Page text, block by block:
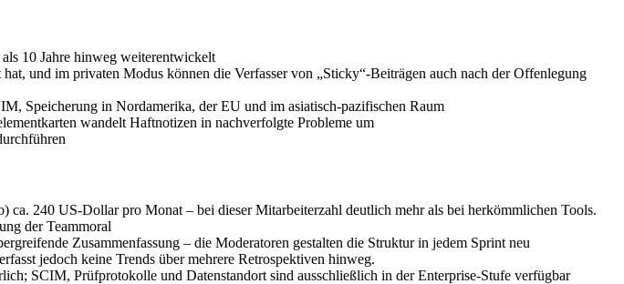
10 Jahre hinweg weiterentwickelt
und im privaten Modus können die Verfasser von „Sticky“-Beiträgen auch nach der Offenlegung
Speicherung in Nordamerika, der EU und im asiatisch-pazifischen Raum
wandelt Haftnotizen in nachverfolgte Probleme um
240 US-Dollar pro Monat – bei dieser Mitarbeiterzahl deutlich mehr als bei herkömmlichen Tools.
der Teammoral
Zusammenfassung – die Moderatoren gestalten die Struktur in jedem Sprint neu
jedoch keine Trends über mehrere Retrospektiven hinweg.
SCIM, Prüfprotokolle und Datenstandort sind ausschließlich in der Enterprise-Stufe verfügbar